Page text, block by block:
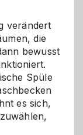
verändert
die
bewusst
Spüle
es sich,